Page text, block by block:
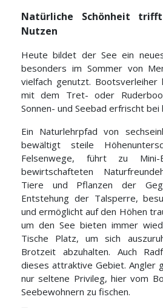
Natürliche Schönheit
Nutzen
Heute bildet der See ein
besonders im Sommer von
vielfach genutzt. Bootsverleiher
mit dem Tret- oder
Sonnen- und Seebad erfrischt
Ein Naturlehrpfad von
bewältigt steile
Felsenwege, führt zu Mini-
bewirtschafteten
Tiere und Pflanzen der
Entstehung der Talsperre,
und ermöglicht auf den Höhen
um den See bieten immer
Tische Platz, um sich
Brotzeit abzuhalten. Auch
dieses attraktive Gebiet. Angler
nur seltene Privileg, hier vom
Seebewohnern zu fischen.